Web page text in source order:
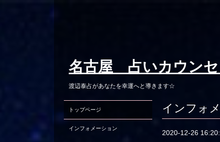
名古屋 占いカウンセ
渡辺泰占があなたを幸運へと導きます☆
インフォ
2020-12-26
トップページ
インフォメーション